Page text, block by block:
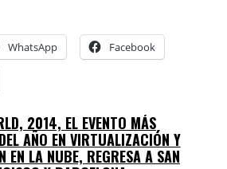
WhatsApp Facebook
2014, EL EVENTO MÁS
AÑO EN VIRTUALIZACIÓN Y
EN LA NUBE, REGRESA A SAN